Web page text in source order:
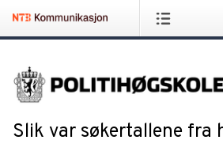
Slik var søkertallene fra